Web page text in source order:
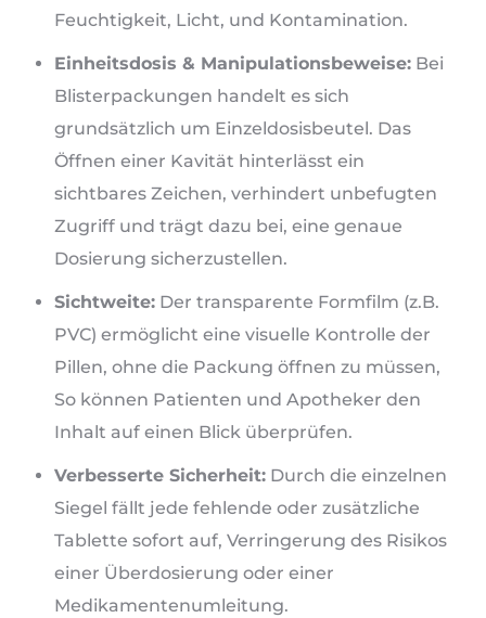
Feuchtigkeit, Licht, und Kontamination.
Einheitsdosis & Manipulationsbeweise: Bei
Blisterpackungen handelt es sich
grundsätzlich um Einzeldosisbeutel. Das
Öffnen einer Kavität hinterlässt ein
sichtbares Zeichen, verhindert unbefugten
Zugriff und trägt dazu bei, eine genaue
Dosierung sicherzustellen.
Sichtweite: Der transparente Formfilm (z.B.
PVC) ermöglicht eine visuelle Kontrolle der
Pillen, ohne die Packung öffnen zu müssen,
So können Patienten und Apotheker den
Inhalt auf einen Blick überprüfen.
Verbesserte Sicherheit: Durch die einzelnen
Siegel fällt jede fehlende oder zusätzliche
Tablette sofort auf, Verringerung des Risikos
einer Überdosierung oder einer
Medikamentenumleitung.